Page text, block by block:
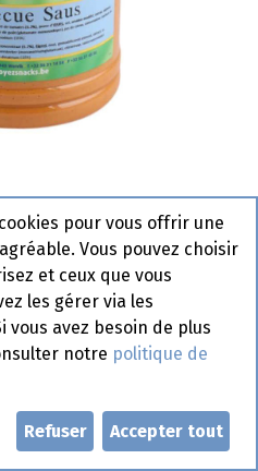
Pet 3 Lpour vous offrir une
Vous pouvez choisir
et ceux que vous
les gérer via les
vous avez besoin de plus
notre politique de
Refuser Accepter tout